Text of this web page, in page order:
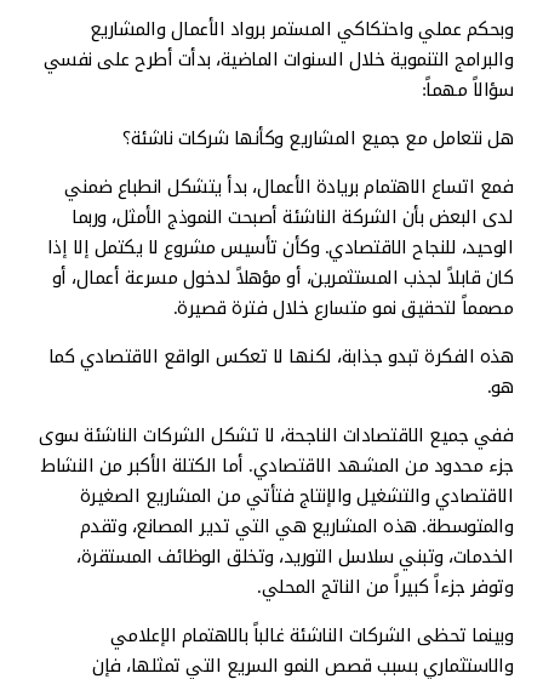
وبحكم عملي واحتكاكي المستمر برواد الأعمال والمشاريع
والبرامج التنموية خلال السنوات الماضية، بدأت أطرح على نفسي
سؤالاً مهماً:
هل نتعامل مع جميع المشاريع وكأنها شركات ناشئة؟
فمع اتساع الاهتمام بريادة الأعمال، بدأ يتشكل انطباع ضمني
لدى البعض بأن الشركة الناشئة أصبحت النموذج الأمثل، وربما
الوحيد، للنجاح الاقتصادي. وكأن تأسيس مشروع لا يكتمل إلا إذا
كان قابلاً لجذب المستثمرين، أو مؤهلاً لدخول مسرعة أعمال، أو
مصمماً لتحقيق نمو متسارع خلال فترة قصيرة.
هذه الفكرة تبدو جذابة، لكنها لا تعكس الواقع الاقتصادي كما
هو.
ففي جميع الاقتصادات الناجحة، لا تشكل الشركات الناشئة سوى
جزء محدود من المشهد الاقتصادي. أما الكتلة الأكبر من النشاط
الاقتصادي والتشغيل والإنتاج فتأتي من المشاريع الصغيرة
والمتوسطة. هذه المشاريع هي التي تدير المصانع، وتقدم
الخدمات، وتبني سلاسل التوريد، وتخلق الوظائف المستقرة،
وتوفر جزءاً كبيراً من الناتج المحلي.
وبينما تحظى الشركات الناشئة غالباً بالاهتمام الإعلامي
والاستثماري بسبب قصص النمو السريع التي تمثلها، فإن